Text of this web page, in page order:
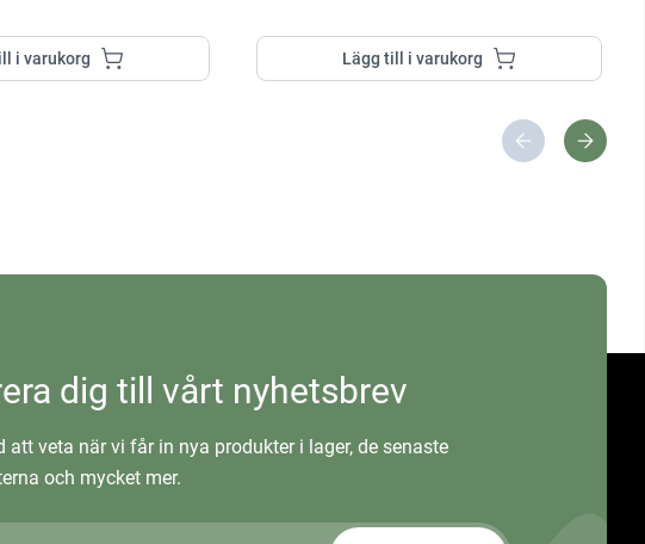
i varukorg Lägg till i varukorg
dig till vårt nyhetsbrev
att veta när vi får in nya produkter i lager, de senaste
och mycket mer.